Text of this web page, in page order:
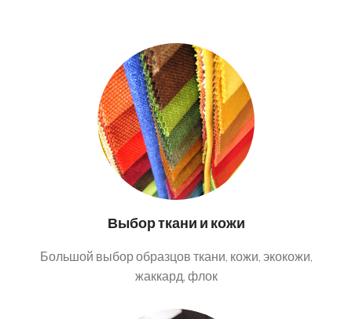
Выбор ткани и кожи
Большой выбор образцов ткани, кожи, экокожи,
жаккард, флок